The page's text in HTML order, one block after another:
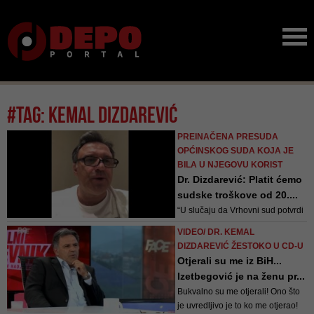
#tag: kemal dizdarević
PREINAČENA PRESUDA
OPĆINSKOG SUDA KOJA JE
BILA U NJEGOVU KORIST
Dr. Dizdarević: Platit ćemo
sudske troškove od 20....
“U slučaju da Vrhovni sud potvrdi
moraju platiti odštetu za klevetu,
porodice Memić protiv korupcije u
pravosuđu”, kaže Dizdarević
VIDEO/ DR. KEMAL
DIZDAREVIĆ ŽESTOKO U CD-U
Otjerali su me iz BiH...
Izetbegović je na ženu pr...
Bukvalno su me otjerali! Ono što
je uvredljivo je to ko me otjerao!